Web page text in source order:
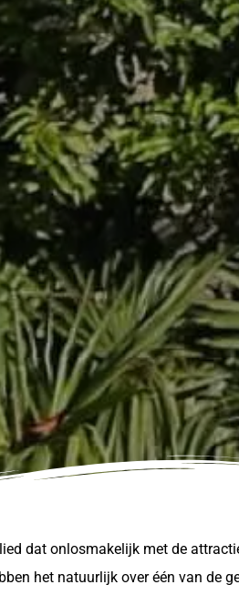
dat onlosmakelijk met de
het natuurlijk over één van de